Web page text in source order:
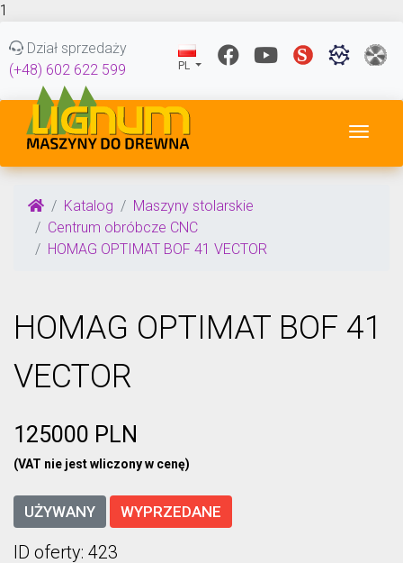
1
Dział sprzedaży
(+48) 602 622 599
PL
Katalog
Maszyny stolarskie
Centrum obróbcze CNC
HOMAG OPTIMAT BOF 41 VECTOR
HOMAG OPTIMAT BOF 41
VECTOR
125000 PLN
(VAT nie jest wliczony w cenę)
UŻYWANY WYPRZEDANE
ID oferty: 423